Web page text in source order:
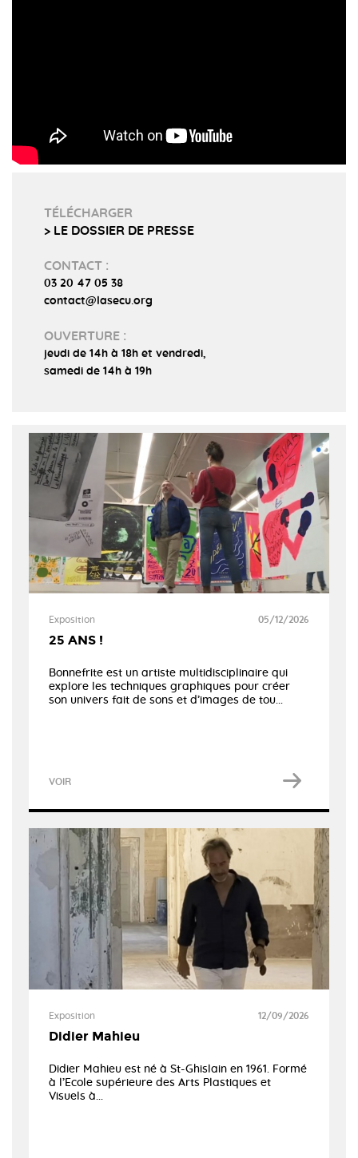
TÉLÉCHARGER
> LE DOSSIER DE PRESSE
CONTACT :
03 20 47 05 38
contact@lasecu.org
OUVERTURE :
jeudi de 14h à 18h et vendredi,
samedi de 14h à 19h
Exposition 05/12/2026
25 ANS !
Bonnefrite est un artiste multidisciplinaire qui
explore les techniques graphiques pour créer
son univers fait de sons et d’images de tou...
VOIR
Exposition 12/09/2026
Didier Mahieu
Didier Mahieu est né à St-Ghislain en 1961. Formé
à l’Ecole supérieure des Arts Plastiques et
Visuels à...